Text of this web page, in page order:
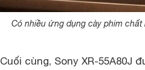
Có nhiều ứng dụng cày phim
Cuối cùng, Sony XR-